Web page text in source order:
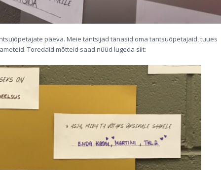
päeva. Meie tantsijad tänasid oma tantsuõpetajaid, tuues
Toredaid mõtteid saad nüüd lugeda siit: